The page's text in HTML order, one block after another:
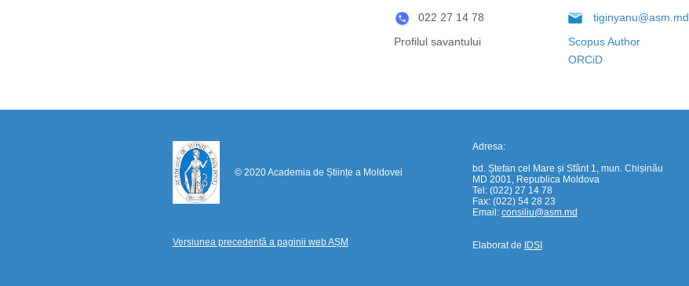
022 27 14 78
tiginyanu@asm.md
Profilul savantului
Scopus Author
ORCiD
© 2020 Academia de Științe a Moldovei
Versiunea precedentă a paginii web AȘM
Adresa:
bd. Ștefan cel Mare și Sfânt 1, mun. Chișinău
MD 2001, Republica Moldova
Tel: (022) 27 14 78
Fax: (022) 54 28 23
Email: consiliu@asm.md
Elaborat de IDSI
https://propletenie.ru/